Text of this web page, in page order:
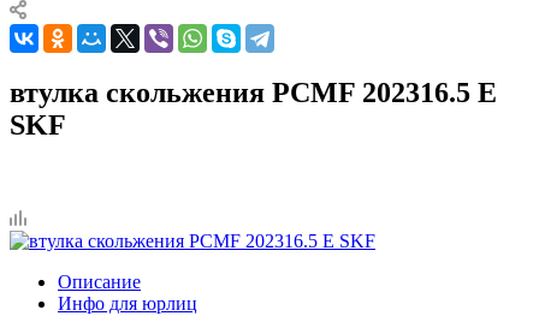
втулка скольжения PCMF 202316.5 E
SKF
Описание
Инфо для юрлиц